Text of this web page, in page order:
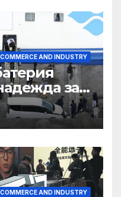
AND INDUSTRY
за
AND INDUSTRY